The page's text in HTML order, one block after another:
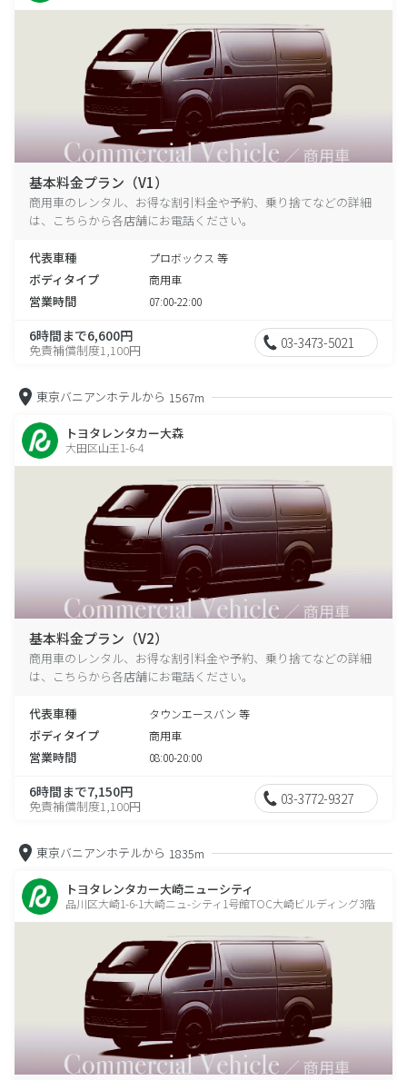
基本料金プラン（V1）
商用車のレンタル、お得な割引料金や予約、乗り捨てなどの詳細
は、こちらから各店舗にお電話ください。
代表車種 プロボックス 等
ボディタイプ 商用車
営業時間 07:00-22:00
6時間まで6,600円
免責補償制度1,100円 03-3473-5021
東京バニアンホテルから 1567m
トヨタレンタカー大森
大田区山王1-6-4
基本料金プラン（V2）
商用車のレンタル、お得な割引料金や予約、乗り捨てなどの詳細
は、こちらから各店舗にお電話ください。
代表車種 タウンエースバン 等
ボディタイプ 商用車
営業時間 08:00-20:00
6時間まで7,150円
免責補償制度1,100円 03-3772-9327
東京バニアンホテルから 1835m
トヨタレンタカー大崎ニューシティ
品川区大崎1-6-1大崎ニュ-シティ1号館TOC大崎ビルディング3階